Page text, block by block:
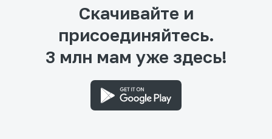
Скачивайте и
присоединяйтесь.
3 млн мам уже здесь!